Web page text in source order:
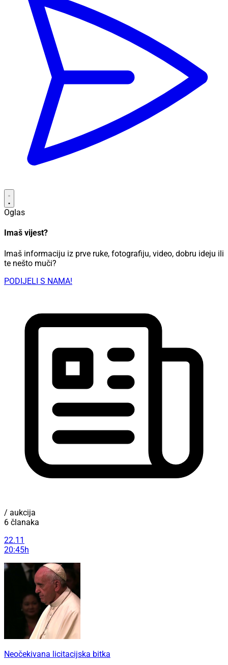
Oglas
Imaš vijest?
Imaš informaciju iz prve ruke, fotografiju, video, dobru ideju ili
te nešto muči?
PODIJELI S NAMA!
/ aukcija
6 članaka
22.11
20:45h
Neočekivana licitacijska bitka